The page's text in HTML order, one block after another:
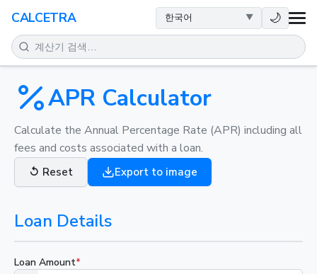
CALCETRA 🌙
수학
변환
과학
일상
APR Calculator
Calculate the Annual Percentage Rate (APR) including all
fees and costs associated with a loan.
↺ Reset Export to image
Loan Details
Loan Amount*